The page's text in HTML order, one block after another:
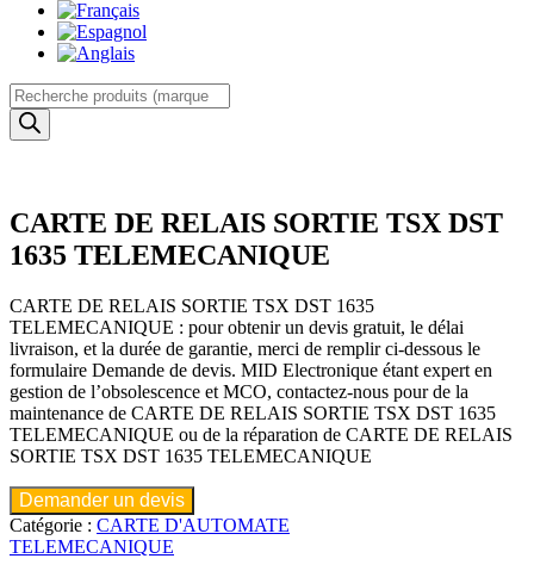
Recherche
de
produits
CARTE DE RELAIS SORTIE TSX DST
1635 TELEMECANIQUE
CARTE DE RELAIS SORTIE TSX DST 1635
TELEMECANIQUE : pour obtenir un devis gratuit, le délai
livraison, et la durée de garantie, merci de remplir ci-dessous le
formulaire Demande de devis. MID Electronique étant expert en
gestion de l’obsolescence et MCO, contactez-nous pour de la
maintenance de CARTE DE RELAIS SORTIE TSX DST 1635
TELEMECANIQUE ou de la réparation de CARTE DE RELAIS
SORTIE TSX DST 1635 TELEMECANIQUE
Demander un devis
Catégorie : CARTE D'AUTOMATE
TELEMECANIQUE